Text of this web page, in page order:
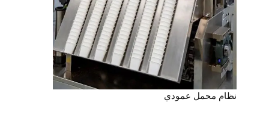
نظام محمل عمودي